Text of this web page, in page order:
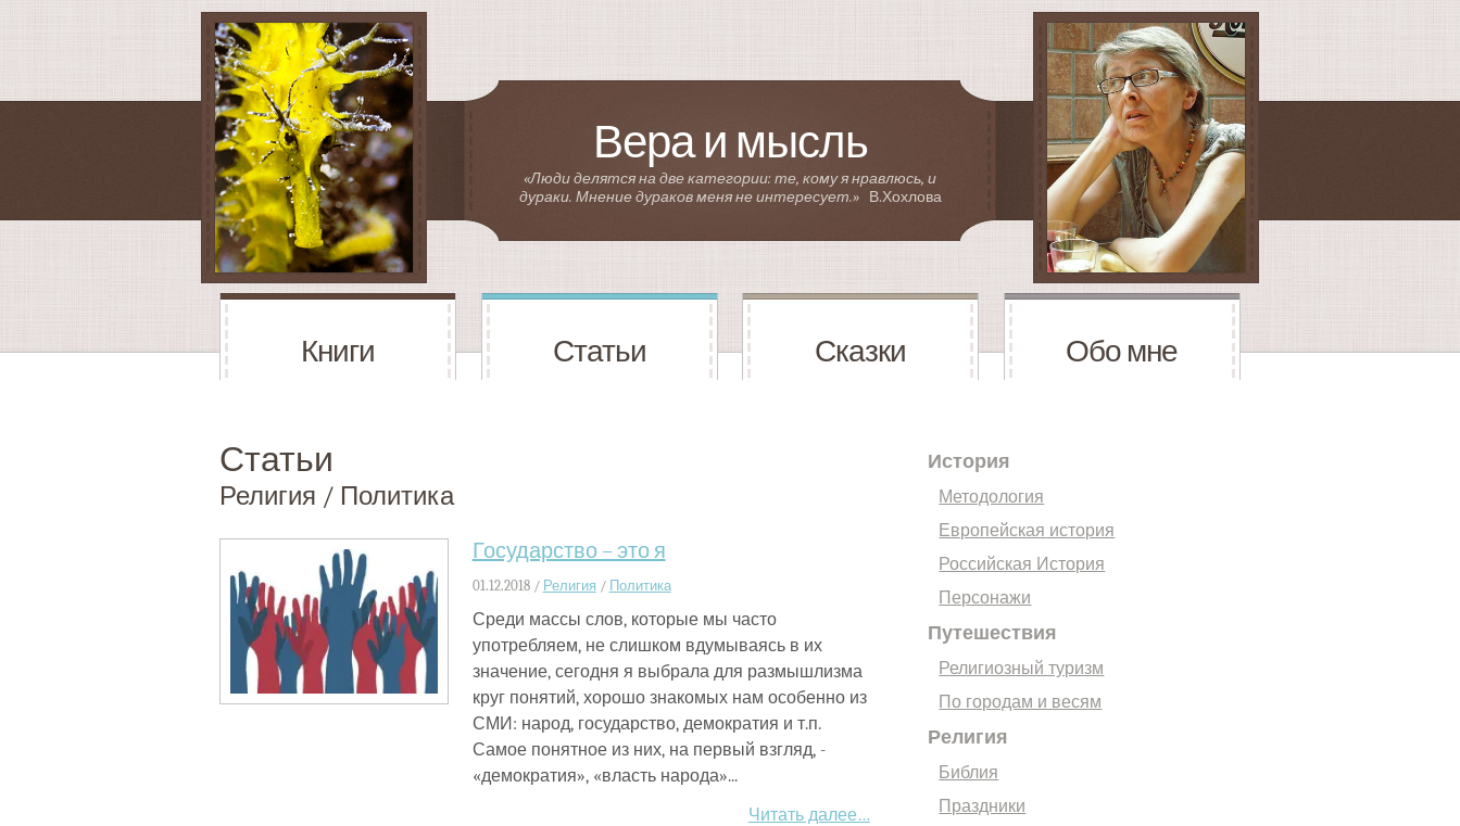
Вера и мысль
«Люди делятся на две категории: те, кому я нравлюсь, и
дураки. Мнение дураков меня не интересует.»
В.Хохлова
Книги Статьи Сказки Обо мне
История
Методология
Европейская история
Российская История
Персонажи
Путешествия
Религиозный туризм
По городам и весям
Религия
Библия
Праздники
Статьи
Религия / Политика
Государство – это я
01.12.2018 / Религия / Политика
Среди массы слов, которые мы часто
употребляем, не слишком вдумываясь в их
значение, сегодня я выбрала для размышлизма
круг понятий, хорошо знакомых нам особенно из
СМИ: народ, государство, демократия и т.п.
Самое понятное из них, на первый взгляд, -
«демократия», «власть народа»...
Читать далее…